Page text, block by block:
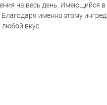
на весь день. Имеющийся
именно этому
вкус.